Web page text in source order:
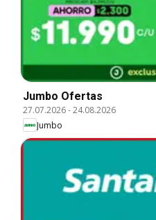
Jumbo Ofertas
27.07.2026-24.08.2026
Jumbo